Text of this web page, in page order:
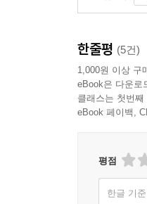
한줄평 (5건)
1,000원 이상 구
eBook은 다운로
클래스는 첫번
eBook 페이백,
평점
한글 기